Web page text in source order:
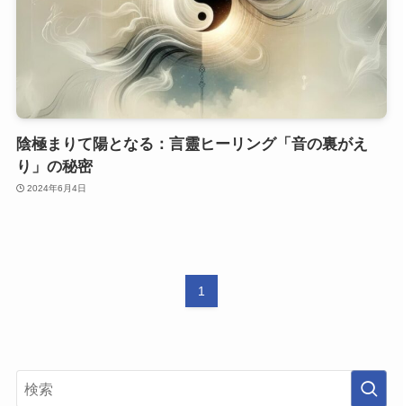
陰極まりて陽となる：言靈ヒーリング「音の裏がえ
り」の秘密
2024年6月4日
1